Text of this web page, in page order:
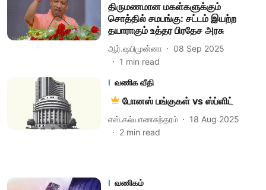
திருமணமான மகள்களுக்கும்
சொத்தில் சமபங்கு: சட்டம் இயற்ற
தயாராகும் உத்தர பிரதேச அரசு
ஆர்.ஷபிமுன்னா
08 Sep 2025
1 min read
வணிக வீதி
போனஸ் பங்குகள் vs ஸ்ப்ளிட்
எஸ்.கல்யாணசுந்தரம்
18 Aug 2025
2 min read
வணிகம்